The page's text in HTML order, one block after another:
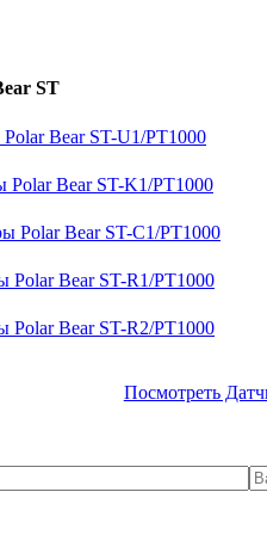
ST
Bear ST-U1/PT1000
Polar Bear ST-K1/PT1000
Polar Bear ST-C1/PT1000
Polar Bear ST-R1/PT1000
Polar Bear ST-R2/PT1000
Посмотреть